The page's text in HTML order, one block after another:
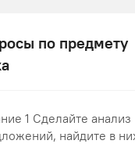
по предмету
1 Сделайте анализ
найдите в